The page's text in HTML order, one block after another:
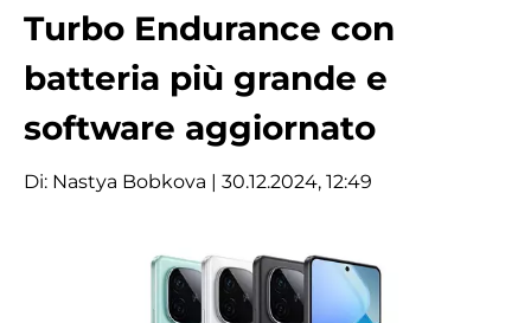
Turbo Endurance con
batteria più grande e
software aggiornato
Di: Nastya Bobkova | 30.12.2024, 12:49